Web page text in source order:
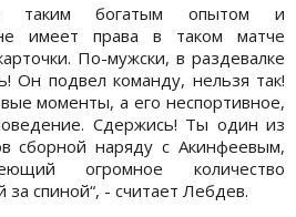
таким богатым опытом и
имеет права в таком матче
По-мужски, в раздевалке
Он подвел команду, нельзя так!
моменты, а его неспортивное,
Сдержись! Ты один из
сборной наряду с Акинфеевым,
огромное количество
спиной“, - считает Лебдев.